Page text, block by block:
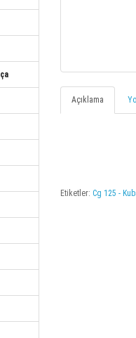
Açıklama
Etiketler: Cg 125 -